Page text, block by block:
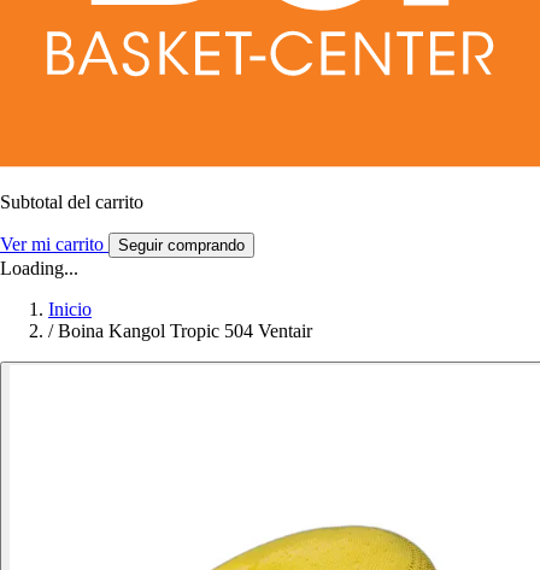
Subtotal del carrito
Ver mi carrito Seguir comprando
Loading...
Inicio
/ Boina Kangol Tropic 504 Ventair